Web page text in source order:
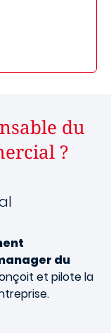
du
?
du
et pilote la